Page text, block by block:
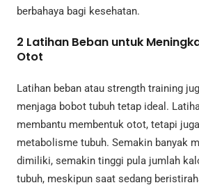
berbahaya bagi kesehatan.
2 Latihan Beban untuk
Otot
Latihan beban atau strength training
menjaga bobot tubuh tetap ideal.
membantu membentuk otot, tetapi
metabolisme tubuh. Semakin banyak
dimiliki, semakin tinggi pula jumlah
tubuh, meskipun saat sedang